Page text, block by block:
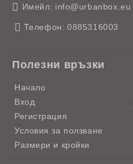
Имейл: info@urbanbox.eu
Телефон: 0885316003
Полезни връзки
Начало
Вход
Регистрация
Условия за ползване
Размери и кройки